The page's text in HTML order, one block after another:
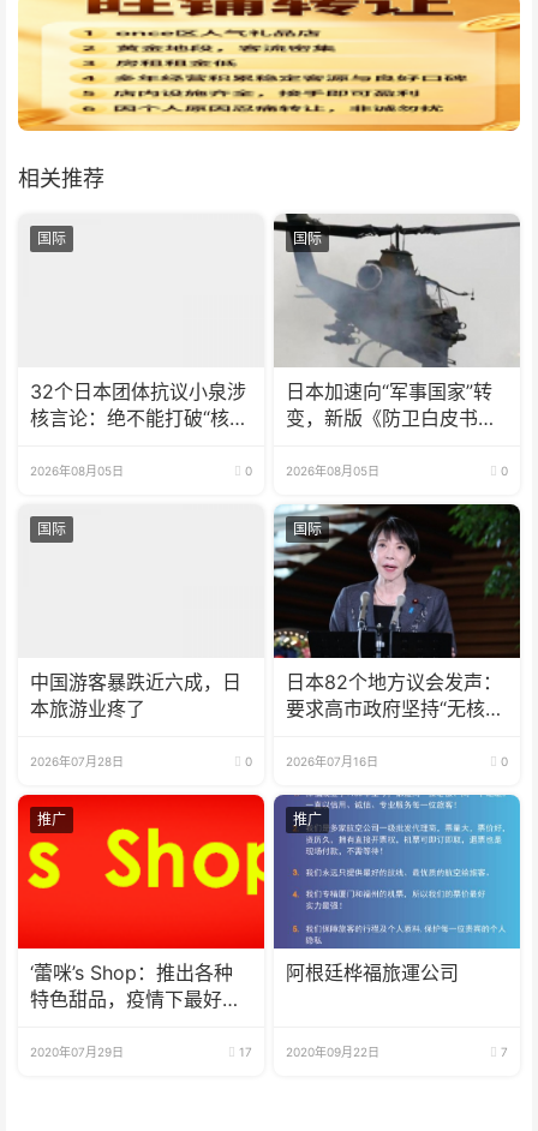
相关推荐
国际
32个日本团体抗议小泉涉
核言论：绝不能打破“核武
2026年08月05日 0
国际
日本加速向“军事国家”转
变，新版《防卫白皮书》
2026年08月05日 0
国际
中国游客暴跌近六成，日
本旅游业疼了
2026年07月28日 0
国际
日本82个地方议会发声：
要求高市政府坚持“无核三
2026年07月16日 0
推广
‘蕾咪’s Shop：推出各种
特色甜品，疫情下最好的
2020年07月29日 17
推广
阿根廷桦福旅運公司
2020年09月22日 7